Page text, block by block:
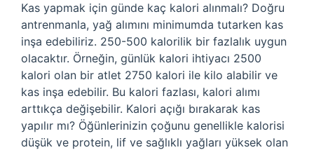
Kas yapmak için günde kaç kalori alınmalı? Doğru
antrenmanla, yağ alımını minimumda tutarken kas
inşa edebiliriz. 250-500 kalorilik bir fazlalık uygun
olacaktır. Örneğin, günlük kalori ihtiyacı 2500
kalori olan bir atlet 2750 kalori ile kilo alabilir ve
kas inşa edebilir. Bu kalori fazlası, kalori alımı
arttıkça değişebilir. Kalori açığı bırakarak kas
yapılır mı? Öğünlerinizin çoğunu genellikle kalorisi
düşük ve protein, lif ve sağlıklı yağları yüksek olan